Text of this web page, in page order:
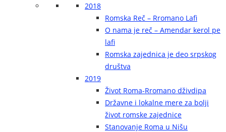
2018
Romska Reč – Rromano Lafi
O nama je reč – Amendar kerol pe
lafi
Romska zajednica je deo srpskog
društva
2019
Život Roma-Rromano dživdipa
Državne i lokalne mere za bolji
život romske zajednice
Stanovanje Roma u Nišu